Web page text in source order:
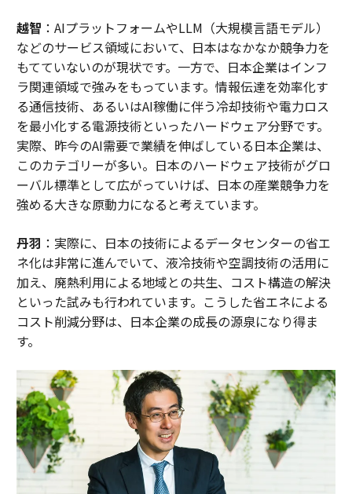
越智 ：AIプラットフォームやLLM（大規模言語モデル）
などのサービス領域において、日本はなかなか競争力を
もてていないのが現状です。一方で、日本企業はインフ
ラ関連領域で強みをもっています。情報伝達を効率化す
る通信技術、あるいはAI稼働に伴う冷却技術や電力ロス
を最小化する電源技術といったハードウェア分野です。
実際、昨今のAI需要で業績を伸ばしている日本企業は、
このカテゴリーが多い。日本のハードウェア技術がグロ
ーバル標準として広がっていけば、日本の産業競争力を
強める大きな原動力になると考えています。
丹羽 ：実際に、日本の技術によるデータセンターの省エ
ネ化は非常に進んでいて、液冷技術や空調技術の活用に
加え、廃熱利用による地域との共生、コスト構造の解決
といった試みも行われています。こうした省エネによる
コスト削減分野は、日本企業の成長の源泉になり得ま
す。